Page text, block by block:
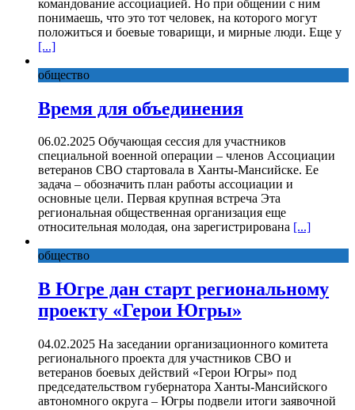
командование ассоциацией. Но при общении с ним
понимаешь, что это тот человек, на которого могут
положиться и боевые товарищи, и мирные люди. Еще у
[...]
общество
Время для объединения
06.02.2025 Обучающая сессия для участников
специальной военной операции – членов Ассоциации
ветеранов СВО стартовала в Ханты-Мансийске. Ее
задача – обозначить план работы ассоциации и
основные цели. Первая крупная встреча Эта
региональная общественная организация еще
относительная молодая, она зарегистрирована [...]
общество
В Югре дан старт региональному
проекту «Герои Югры»
04.02.2025 На заседании организационного комитета
регионального проекта для участников СВО и
ветеранов боевых действий «Герои Югры» под
председательством губернатора Ханты-Мансийского
автономного округа – Югры подвели итоги заявочной